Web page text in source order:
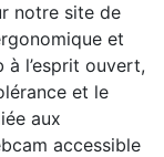
notre site de
et
à l’esprit ouvert,
et le
aux
accessible